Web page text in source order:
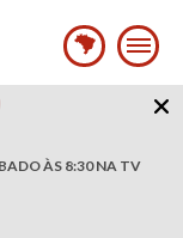
ÀS 8:30 NA TV